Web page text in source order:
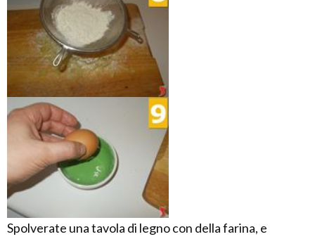
Spolverate una tavola di legno con della farina, e